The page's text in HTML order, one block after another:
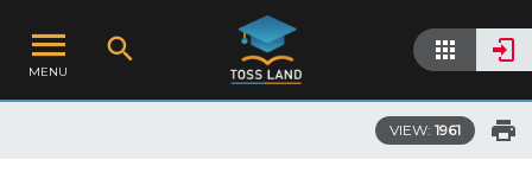
MENU
VIEW: 1961